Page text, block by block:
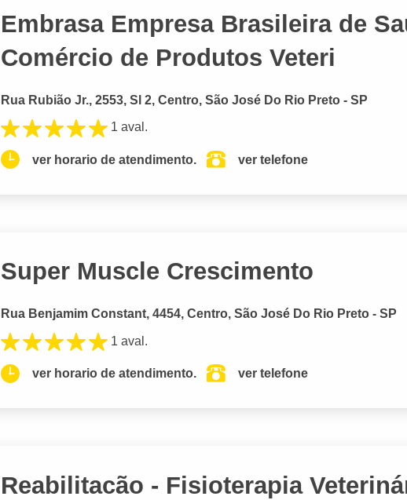
Embrasa Empresa Brasileira de
Comércio de Produtos Veteri
Rua Rubião Jr., 2553, Sl 2, Centro, São José Do Rio Preto - SP
1 aval.
ver horario de atendimento. ver telefone
Super Muscle Crescimento
Rua Benjamim Constant, 4454, Centro, São José Do Rio Preto - SP
1 aval.
ver horario de atendimento. ver telefone
Reabilitacão - Fisioterapia